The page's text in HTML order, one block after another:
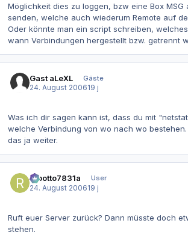
Möglichkeit dies zu loggen, bzw eine Box MSG
senden, welche auch wiederum Remote auf
Oder könnte man ein script schreiben,
wann Verbindungen hergestellt bzw. getrennt
Gast aLeXL
Gäste
24. August 200619 j
Was ich dir sagen kann ist, dass du mit
welche Verbindung von wo nach wo
das ja weiter.
robotto7831a
User
24. August 200619 j
Ruft euer Server zurück? Dann müsste doch
stehen.